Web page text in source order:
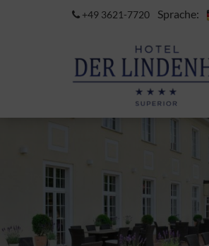
+49 3621-7720 Sprache: